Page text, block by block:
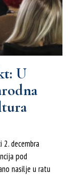
U
decembra
pod
nasilje u ratu